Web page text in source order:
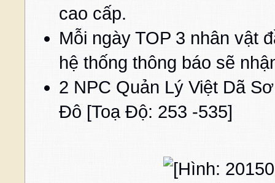
cao cấp.
Mỗi ngày TOP 3 nhân vật
hệ thống thông báo sẽ
2 NPC Quản Lý Việt Dã
Đô [Toạ Độ: 253 -535]